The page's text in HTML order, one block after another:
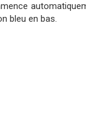
bleu en bas.